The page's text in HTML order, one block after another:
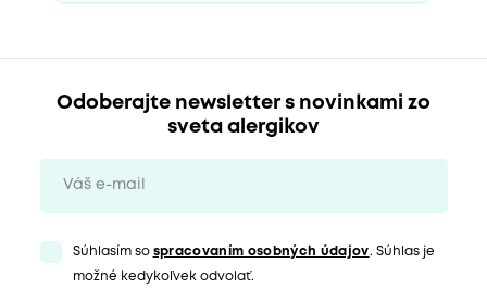
Odoberajte newsletter s novinkami zo
sveta alergikov
Súhlasím so spracovaním osobných údajov. Súhlas je
možné kedykoľvek odvolať.